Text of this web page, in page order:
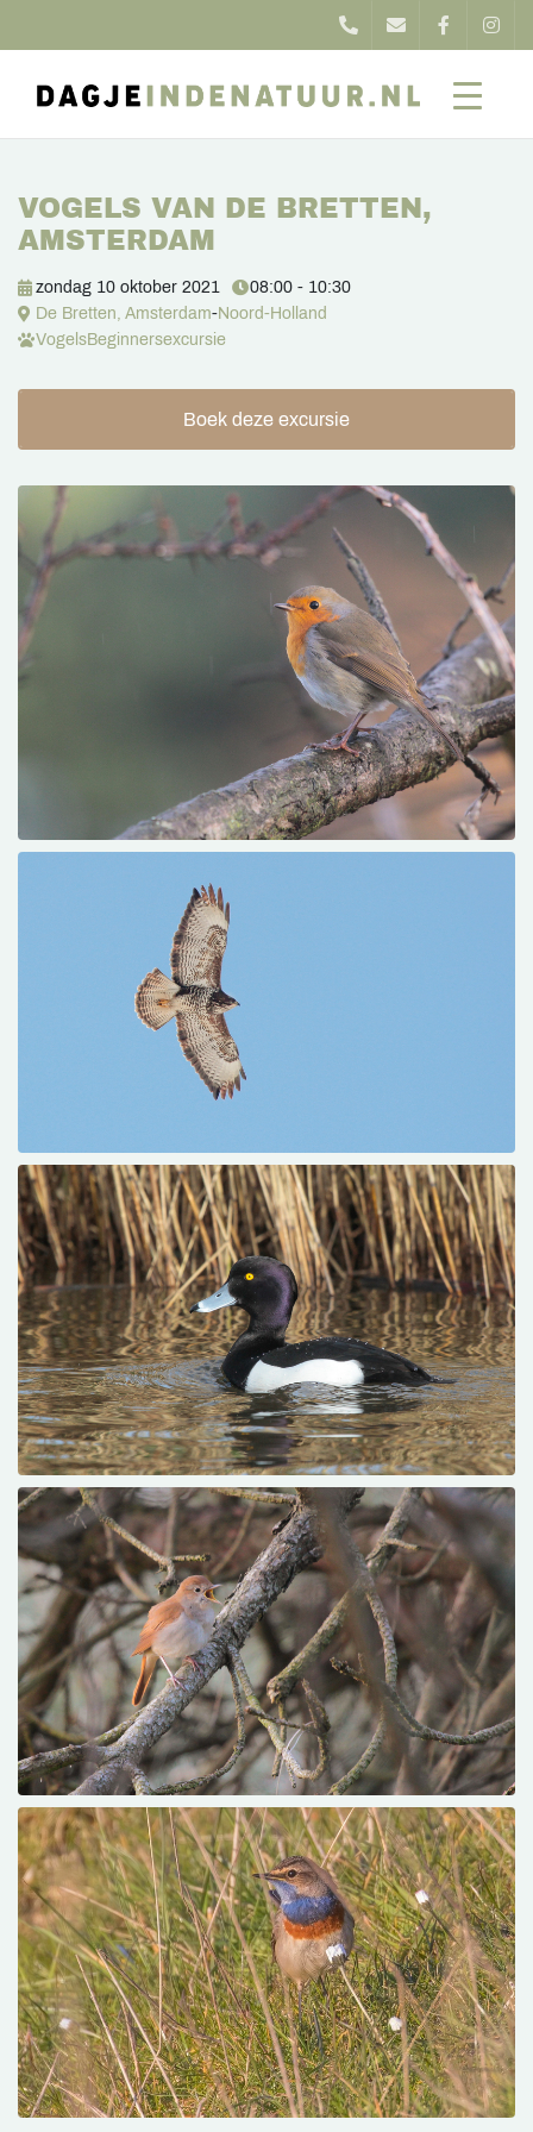
VOGELS VAN DE BRETTEN,
AMSTERDAM
zondag 10 oktober 2021
08:00 - 10:30
De Bretten, Amsterdam-Noord-Holland
VogelsBeginnersexcursie
Boek deze excursie